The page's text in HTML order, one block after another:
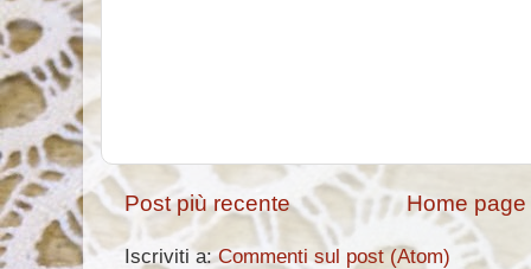
Post più recente Home page
Iscriviti a:Commenti sul post (Atom)